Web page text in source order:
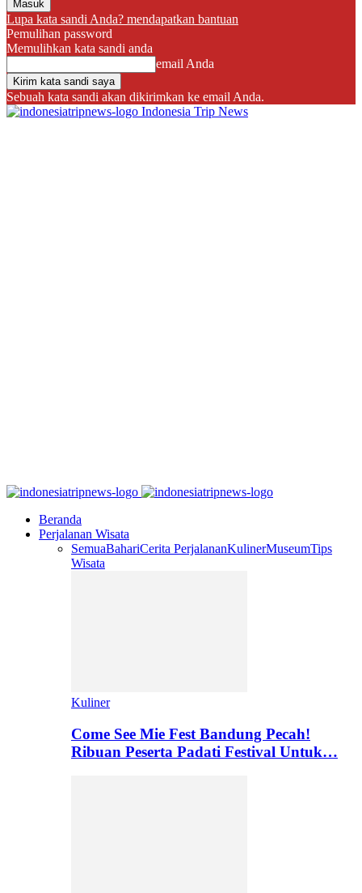
Lupa kata sandi Anda? mendapatkan bantuan
Pemulihan password
Memulihkan kata sandi anda
email Anda
Sebuah kata sandi akan dikirimkan ke email Anda.
Indonesia Trip News
Beranda
Perjalanan Wisata
SemuaBahariCerita PerjalananKulinerMuseumTips
Wisata
Kuliner
Come See Mie Fest Bandung Pecah!
Ribuan Peserta Padati Festival Untuk…